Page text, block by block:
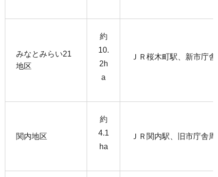
みなとみらい21
地区
約
10.
2h
a
ＪＲ桜木町駅、新市庁
関内地区
約
4.1
ha
ＪＲ関内駅、旧市庁舎